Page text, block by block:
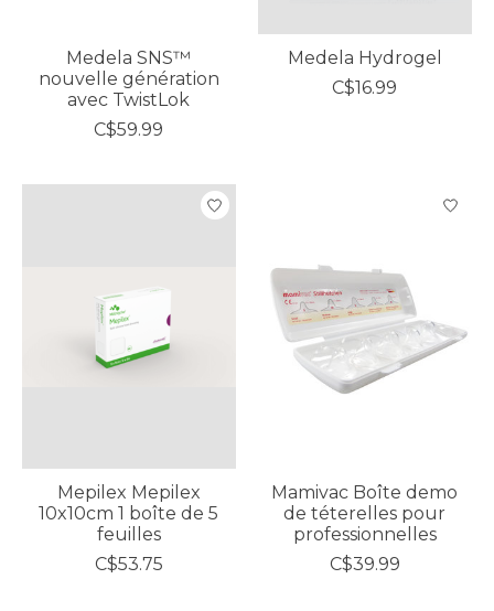
Medela SNS™
nouvelle génération
avec TwistLok
C$59.99
Medela Hydrogel
C$16.99
Mepilex Mepilex
10x10cm 1 boîte de 5
feuilles
C$53.75
Mamivac Boîte demo
de téterelles pour
professionnelles
C$39.99